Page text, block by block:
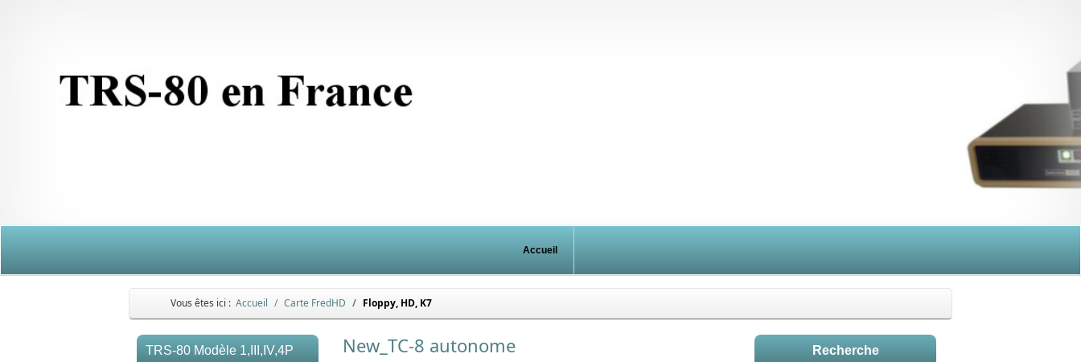
Accueil
Vous êtes ici : Accueil Carte FredHD Floppy, HD, K7
TRS-80 Modèle 1,III,IV,4P New_TC-8 autonome Recherche